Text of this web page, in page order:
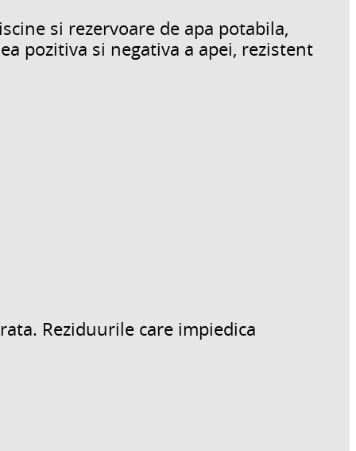
si rezervoare de apa potabila,
pozitiva si negativa a apei, rezistent
Reziduurile care impiedica